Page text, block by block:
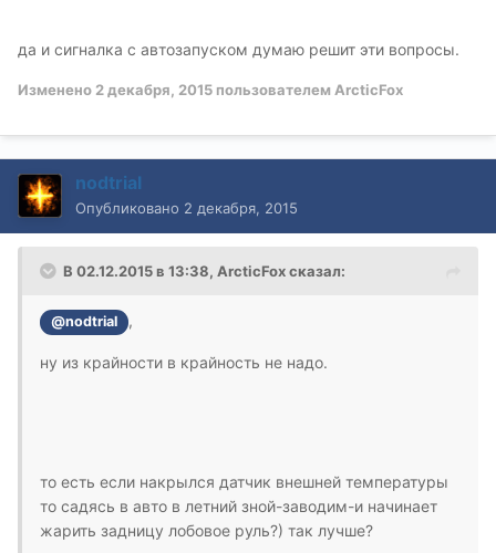
да и сигналка с автозапуском думаю решит эти вопросы.
Изменено 2 декабря, 2015 пользователем ArcticFox
nodtrial
Опубликовано 2 декабря, 2015
В 02.12.2015 в 13:38, ArcticFox сказал:
@nodtrial ,
ну из крайности в крайность не надо.
то есть если накрылся датчик внешней температуры
то садясь в авто в летний зной-заводим-и начинает
жарить задницу лобовое руль?) так лучше?